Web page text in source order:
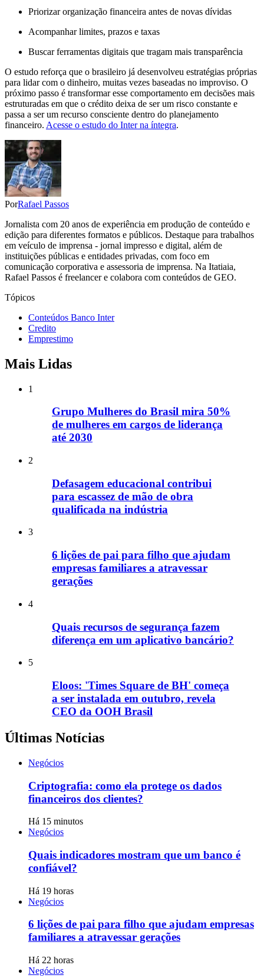
Priorizar organização financeira antes de novas dívidas
Acompanhar limites, prazos e taxas
Buscar ferramentas digitais que tragam mais transparência
O estudo reforça que o brasileiro já desenvolveu estratégias próprias
para lidar com o dinheiro, muitas vezes baseadas no improviso. O
próximo passo é transformar esse comportamento em decisões mais
estruturadas em que o crédito deixa de ser um risco constante e
passa a ser um recurso consciente dentro do planejamento
financeiro. Acesse o estudo do Inter na íntegra.
PorRafael Passos
Jornalista com 20 anos de experiência em produção de conteúdo e
edição para diferentes formatos e públicos. Destaque para trabalhos
em veículo de imprensa - jornal impresso e digital, além de
instituições públicas e entidades privadas, com foco em
comunicação corporativa e assessoria de imprensa. Na Itatiaia,
Rafael Passos é freelancer e colabora com conteúdos de GEO.
Tópicos
Conteúdos Banco Inter
Credito
Emprestimo
Mais Lidas
1
Grupo Mulheres do Brasil mira 50%
de mulheres em cargos de liderança
até 2030
2
Defasagem educacional contribui
para escassez de mão de obra
qualificada na indústria
3
6 lições de pai para filho que ajudam
empresas familiares a atravessar
gerações
4
Quais recursos de segurança fazem
diferença em um aplicativo bancário?
5
Eloos: 'Times Square de BH' começa
a ser instalada em outubro, revela
CEO da OOH Brasil
Últimas Notícias
Negócios
Criptografia: como ela protege os dados
financeiros dos clientes?
Há 15 minutos
Negócios
Quais indicadores mostram que um banco é
confiável?
Há 19 horas
Negócios
6 lições de pai para filho que ajudam empresas
familiares a atravessar gerações
Há 22 horas
Negócios